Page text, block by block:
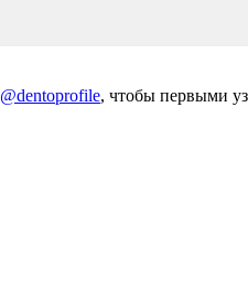
@dentoprofile, чтобы первыми